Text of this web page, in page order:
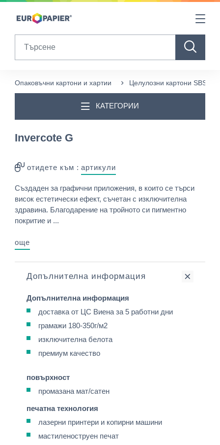
Table Of Content
Опаковъчни картони и хартии Целулозни картони SBS
КАТЕГОРИИ
Invercote G
отидете към : артикули
Създаден за графични приложения, в които се търси
висок естетически ефект, съчетан с изключителна
здравина. Благодарение на тройното си пигментно
покритие и ...
още
Допълнителна информация
Допълнителна информация
доставка от ЦС Виена за 5 работни дни
грамажи 180-350г/м2
изключителна белота
премиум качество
повърхност
промазана мат/сатен
печатна технология
лазерни принтери и копирни машини
мастиленоструен печат